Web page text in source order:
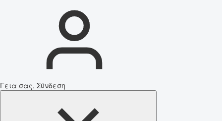
Γεια σας, Σύνδεση